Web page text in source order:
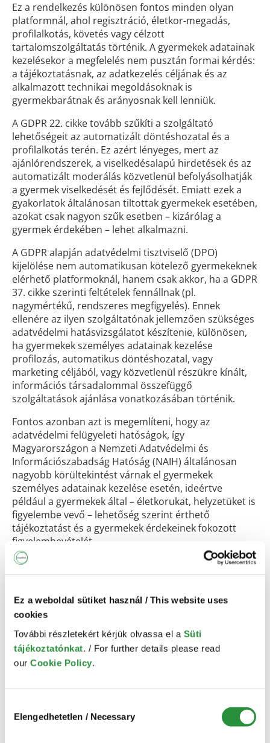
Ez a weboldal sütiket használ / This website uses
cookies
További részletekért kérjük olvassa el a Süti
tájékoztatónkat. / For further details please read
our Cookie Policy.
kiválasztása
Elengedhetetlen / Necessary
Ez a rendelkezés különösen fontos minden olyan
platformnál, ahol regisztráció, életkor-megadás,
profilalkotás, követés vagy célzott
tartalomszolgáltatás történik. A gyermekek adatainak
kezelésekor a megfelelés nem pusztán formai kérdés:
a tájékoztatásnak, az adatkezelés céljának és az
alkalmazott technikai megoldásoknak is
gyermekbarátnak és arányosnak kell lenniük.
A GDPR 22. cikke tovább szűkíti a szolgáltató
lehetőségeit az automatizált döntéshozatal és a
profilalkotás terén. Ez azért lényeges, mert az
ajánlórendszerek, a viselkedésalapú hirdetések és az
automatizált moderálás közvetlenül befolyásolhatják
a gyermek viselkedését és fejlődését. Emiatt ezek a
gyakorlatok általánosan tiltottak gyermekek esetében,
azokat csak nagyon szűk esetben – kizárólag a
gyermek érdekében – lehet alkalmazni.
A GDPR alapján adatvédelmi tisztviselő (DPO)
kijelölése nem automatikusan kötelező gyermekeknek
elérhető platformoknál, hanem csak akkor, ha a GDPR
37. cikke szerinti feltételek fennállnak (pl.
nagymértékű, rendszeres megfigyelés). Ennek
ellenére az ilyen szolgáltatónak jellemzően szükséges
adatvédelmi hatásvizsgálatot készítenie, különösen,
ha gyermekek személyes adatainak kezelése
profilozás, automatikus döntéshozatal, vagy
marketing céljából, vagy közvetlenül részükre kínált,
információs társadalommal összefüggő
szolgáltatások ajánlása vonatkozásában történik.
Fontos azonban azt is megemlíteni, hogy az
adatvédelmi felügyeleti hatóságok, így
Magyarországon a Nemzeti Adatvédelmi és
Információszabadság Hatóság (NAIH) általánosan
nagyobb körültekintést várnak el gyermekek
személyes adatainak kezelése esetén, ideértve
például a gyermekek által – életkorukat, helyzetüket is
figyelembe vevő – lehetőség szerint érthető
tájékoztatást és a gyermekek érdekeinek fokozott
figyelembevételét.
AI Act (Mesterséges
Az AI Act kockázatalapú szemléletet és alapjogi
védelmet ír elő az mesterséges intelligencia
rendszerekre. Ha egy platform MI-alapú
ajánlórendszert, chatbotot, moderálási eszközt vagy
életkor-becslést használ, ezek a funkciók külön
iránymutatásaiis azt hangsúlyozzák, hogy a
platformoknak biztonságosabb alapbeállításokat,